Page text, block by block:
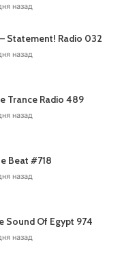
назад
Statement! Radio 032
назад
Trance Radio 489
назад
Beat #718
назад
Sound Of Egypt 974
назад